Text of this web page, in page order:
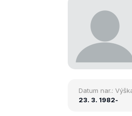
Datum nar.:
23. 3. 1982-